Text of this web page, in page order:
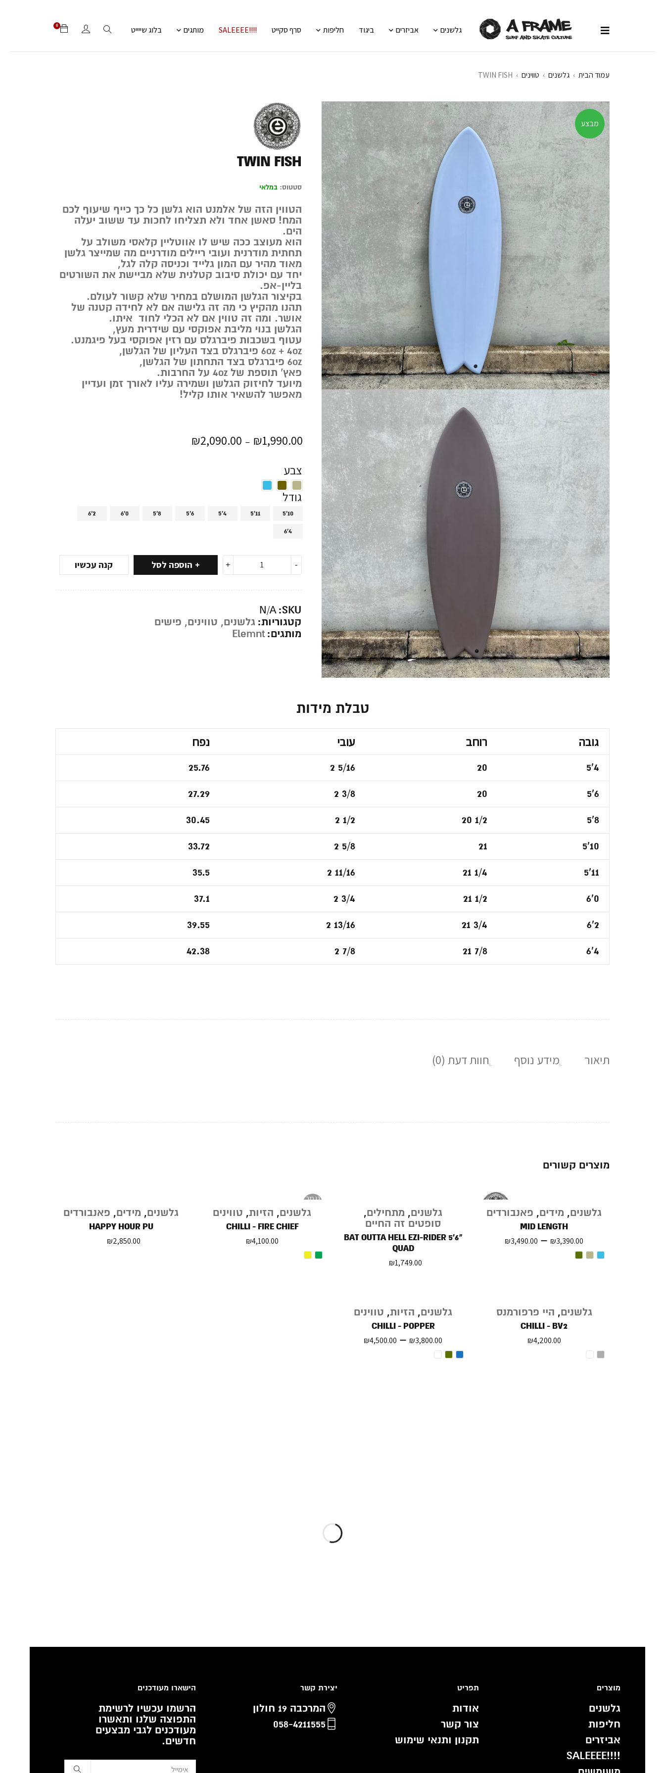
גלשנים אביזרים ביגוד חליפות סרף סקייט !!!!SALEEEE מותגים בלוג שייייט 0
עמוד הבית › גלשנים › טווינים ›
TWIN FISH
מבצע
TWIN FISH
סטטוס: במלאי
הטווין הזה של אלמנט הוא גלשן כל כך כייף שיעוף לכם
המח! סאשן אחד ולא תצליחו לחכות עד ששוב יעלה
הים.
הוא מעוצב ככה שיש לו אווטליין קלאסי משולב על
תחתית מודרנית ועובי ריילים מודרניים מה שמייצר גלשן
מאוד מהיר עם המון גלייד וכניסה קלה לגל,
יחד עם יכולת סיבוב קטלנית שלא מביישת את השורטים
בליין-אפ.
בקיצור הגלשן המושלם במחיר שלא קשור לעולם.
תהנו מהקיץ כי מה זה גלישה אם לא לחידה קטנה של
אושר. ומה זה טווין אם לא הכלי לחוד איתו.
הגלשן בנוי מליבת אפוקסי עם שידרית מעץ,
עטוף בשכבות פיברגלס עם רזין אפוקסי בעל פיגמנט.
6oz + 4oz פיברגלס בצד העליון של הגלשן,
6oz פיברגלס בצד התחתון של הגלשן,
פאץ’ תוספת של 4oz על החרבות.
מיועד לחיזוק הגלשן ושמירה עליו לאורך זמן ועדיין
מאפשר להשאיר אותו קליל!
₪1,990.00
–
₪2,090.00
צבע
גודל
5'10
5'11
5'4
5'6
5'8
6'0
6'2
6'4
הוספה לסל קנה עכשיו
SKU:
N/A
קטגוריות: גלשנים, טווינים, פישים
מותגים: Elemnt
טבלת מידות
גובה רוחב עובי נפח
5'4
20
2 5/16
25.76
5'6
20
2 3/8
27.29
5'8
20 1/2
2 1/2
30.45
5'10
21
2 5/8
33.72
5'11
21 1/4
2 11/16
35.5
6'0
21 1/2
2 3/4
37.1
6'2
21 3/4
2 13/16
39.55
6'4
21 7/8
2 7/8
42.38
תיאור מידע נוסף חוות דעת (0)
מוצרים קשורים
גלשנים, מידים, פאנבורדים
MID LENGTH
₪3,390.00
–
₪3,490.00
גלשנים, מתחילים,
סופטים זה החיים
BAT OUTTA HELL EZI-RIDER 5'6"
QUAD
₪1,749.00
נגמר
במלאי
גלשנים, הזיות, טווינים
CHILLI - FIRE CHIEF
₪4,100.00
גלשנים, מידים, פאנבורדים
HAPPY HOUR PU
₪2,850.00
גלשנים, היי פרפורמנס
CHILLI - BV2
₪4,200.00
גלשנים, הזיות, טווינים
CHILLI - POPPER
₪3,800.00
–
₪4,500.00
מוצרים
גלשנים
חליפות
אביזרים
!!!!SALEEEE
תפריט
אודות
צור קשר
תקנון ותנאי שימוש
יצירת קשר
המרכבה 19 חולון
058-4211555
הישארו מעודכנים
הרשמו עכשיו לרשימת
התפוצה שלנו ותאשרו
מעודכנים לגבי מבצעים
חדשים.